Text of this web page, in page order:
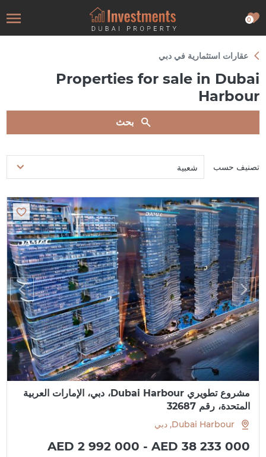
0
عقارات استثمارية في دبي
Properties for sale in Dubai
Harbour
بحث
تصنيف حسب شعبية
مشروع تطويري Dubai Harbour، دبي، الإمارات العربية
المتحدة، رقم 32687
Dubai Harbour, دبي
AED 2 992 000 - AED 38 233 000